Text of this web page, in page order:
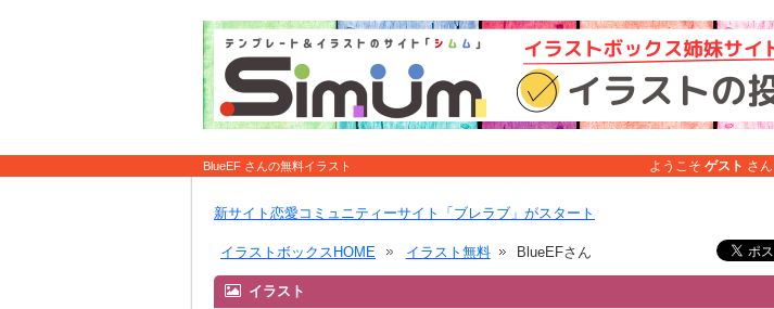
BlueEF さんの無料イラスト ようこそ ゲスト さん
新サイト恋愛コミュニティーサイト「ブレラブ」がスタート
イラストボックスHOME イラスト無料 BlueEFさん
イラスト